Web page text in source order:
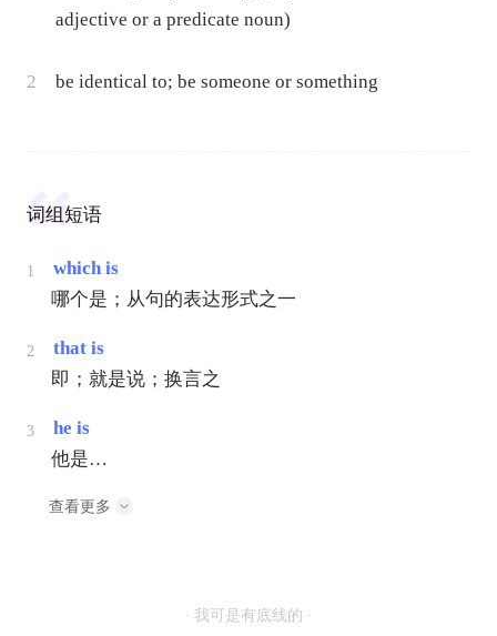
adjective or a predicate noun)
2 be identical to; be someone or something
词组短语
1
which is
哪个是；从句的表达形式之一
2
that is
即；就是说；换言之
3
he is
他是…
查看更多
· 我可是有底线的 ·